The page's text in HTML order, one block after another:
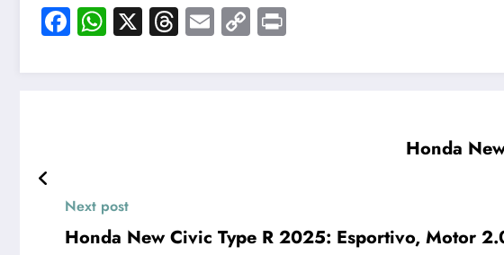
Facebook
WhatsApp
X Threads
Email
Copy
Honda
Next post
Honda New Civic Type R 2025: Esportivo, Motor